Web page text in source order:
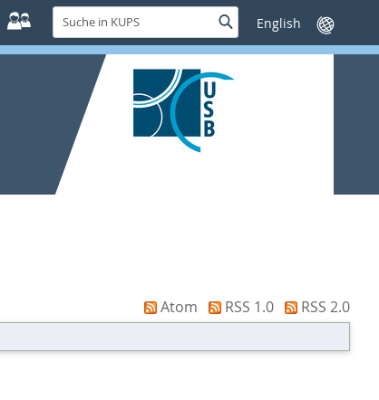
Suche
in
KUPS
SucheSprache
wechseln
Atom RSS 1.0
RSS 2.0